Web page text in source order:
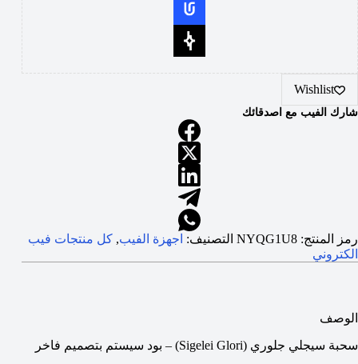
Wishlist
شارك الفيب مع اصدقائك
رمز المنتج: NYQG1U8 التصنيف: اجهزة الفيب, كل منتجات فيب
الكتروني
الوصف
سحبة سيجلي جلوري (Sigelei Glori) – بود سيستم بتصميم فاخر